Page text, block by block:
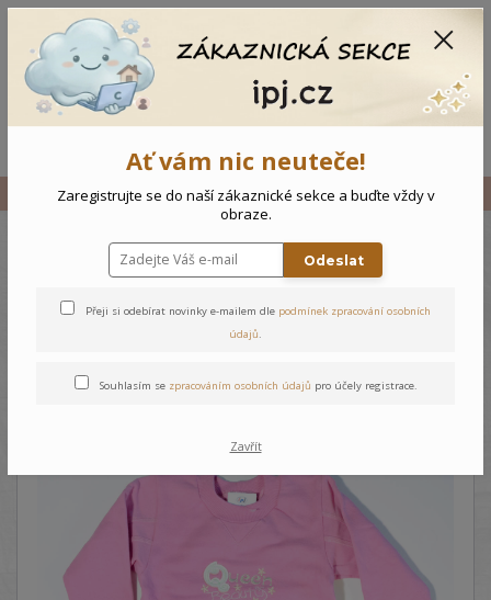
Vše Dětská mikina Beauty
Dětská mikina Beauty
Ať vám nic neuteče!
Zaregistrujte se do naší zákaznické sekce a buďte vždy v
obraze.
Odeslat
Přeji si odebírat novinky e-mailem dle podmínek zpracování osobních
údajů.
Souhlasím se zpracováním osobních údajů pro účely registrace.
Zavřít